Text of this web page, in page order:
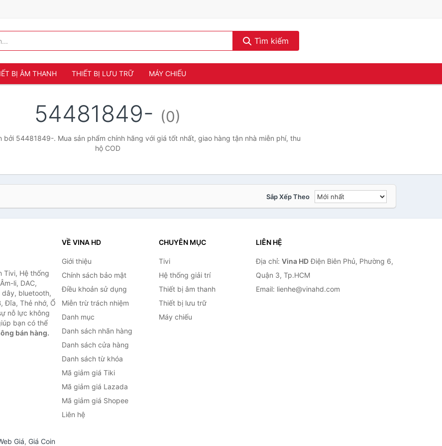
Tìm kiếm
BỊ ÂM THANH THIẾT BỊ LƯU TRỮ MÁY CHIẾU
54481849- (0)
bởi 54481849-. Mua sản phẩm chính hãng với giá tốt nhất, giao hàng tận nhà miễn phí, thu
hộ COD
Sắp Xếp Theo
Tivi, Hệ thống
li, DAC,
dây, bluetooth,
Đĩa, Thẻ nhớ, Ổ
nỗ lực không
bạn có thể
bán hàng.
VỀ VINA HD
Giới thiệu
Chính sách bảo mật
Điều khoản sử dụng
Miễn trừ trách nhiệm
Danh mục
Danh sách nhãn hàng
Danh sách cửa hàng
Danh sách từ khóa
Mã giảm giá Tiki
Mã giảm giá Lazada
Mã giảm giá Shopee
Liên hệ
CHUYÊN MỤC
Tivi
Hệ thống giải trí
Thiết bị âm thanh
Thiết bị lưu trữ
Máy chiếu
LIÊN HỆ
Địa chỉ: Vina HDĐiện Biên Phủ, Phường 6,
Quận 3, Tp.HCM
Email: lienhe@vinahd.com
Giá, Giá Coin